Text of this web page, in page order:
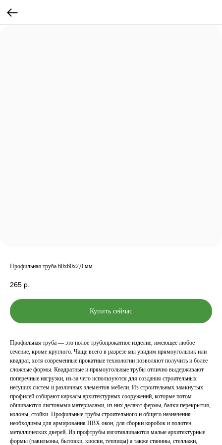
Профильная труба 60х60х2,0 мм
265 р.
Купить сейчас
Профильная труба — это полое трубопрокатное изделие, имеющее любое
сечение, кроме круглого. Чаще всего в разрезе мы увидим прямоугольник или
квадрат, хотя современные прокатные технологии позволяют получить и более
сложные формы. Квадратные и прямоугольные трубы отлично выдерживают
поперечные нагрузки, из-за чего используются для создания строительных
несущих систем и различных элементов мебели. Из строительных замкнутых
профилей собирают каркасы архитектурных сооружений, которые потом
обшиваются листовыми материалами, из них делают фермы, балки перекрытия,
колоны, стойки. Профильные трубы строительного и общего назначения
необходимы для армирования ПВХ окон, для сборки коробок и полотен
металлических дверей. Из профтрубы изготавливаются малые архитектурные
формы (павильоны, бытовки, киоски, теплицы) а также станины, стеллажи,